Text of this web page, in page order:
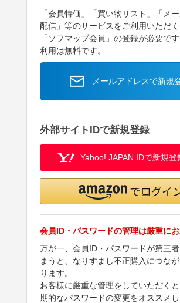
「会員特価」「買い物リスト」「メ
配信」等のサービスをご利用いただく
「ソフマップ会員」の登録が必要で
利用は無料です。
メールアドレスで新規
外部サイトIDで新規登録
Yahoo! JAPAN IDで新規登
会員ID・パスワードの管理は厳重に
万が一、会員ID・パスワードが第三
まうと、なりすまし不正購入につな
ります。
お客様に厳重な管理をしていただく
期的なパスワードの変更をオススメ